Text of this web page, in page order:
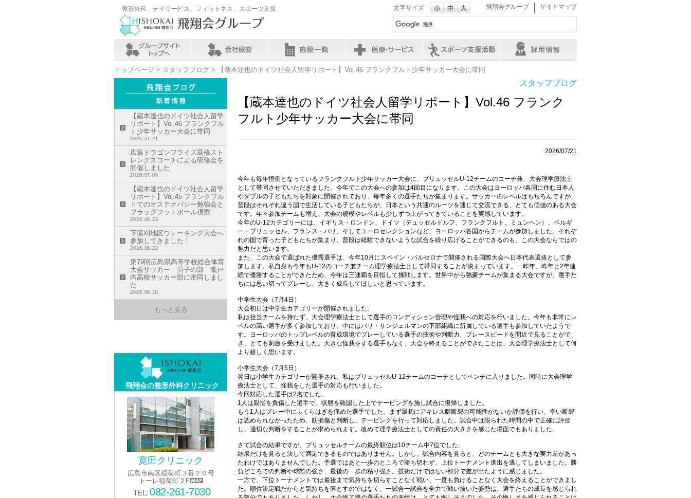
整形外科、デイサービス、フィットネス、スポーツ支援 飛翔会グループ｜ サイトマップ
文字サイズ
トップページ > スタッフブログ > 【蔵本達也のドイツ社会人留学リポート】Vol.46 フランクフルト少年サッカー大会に帯同
スタッフブログ
【蔵本達也のドイツ社会人留学リポート】Vol.46 フランク
フルト少年サッカー大会に帯同
2026/07/21
今年も毎年恒例となっているフランクフルト少年サッカー大会に、ブリュッセルU-12チームのコーチ兼、大会理学療法士
として帯同させていただきました。今年でこの大会への参加は4回目になります。この大会はヨーロッパ各国に住む日本人
やダブルの子どもたちを対象に開催されており、毎年多くの選手たちが集まります。サッカーのレベルはもちろんですが、
普段はそれぞれ違う国で生活している子どもたちが、日本という共通のルーツを通じて交流できる、とても価値のある大会
です。年々参加チームも増え、大会の規模やレベルも少しずつ上がってきていることを実感しています。
今年のU-12カテゴリーには、イギリス・ロンドン、ドイツ（デュッセルドルフ、フランクフルト、ミュンヘン）、ベルギ
ー・ブリュッセル、フランス・パリ、そしてユーロセレクションなど、ヨーロッパ各国からチームが参加しました。それぞ
れの国で育った子どもたちが集まり、普段は経験できないような試合を繰り広げることができるのも、この大会ならではの
魅力だと思います。
また、この大会で選ばれた優秀選手は、今年10月にスペイン・バルセロナで開催される国際大会へ日本代表選抜として参
加します。私自身も今年もU-12のコーチ兼チーム理学療法士として帯同することが決まっています。一昨年、昨年と2年連
続で優勝することができたため、今年は三連覇を目指して挑戦します。世界中から強豪チームが集まる大会ですが、選手た
ちには思い切ってプレーし、大きく成長してほしいと思っています。
中学生大会（7月4日）
大会初日は中学生カテゴリーが開催されました。
私は担当チームを持たず、大会理学療法士として選手のコンディション管理や怪我への対応を行いました。今年も非常にレ
ベルの高い選手が多く参加しており、中にはパリ・サンジェルマンの下部組織に所属している選手も参加していたようで
す。ヨーロッパのトップレベルの育成環境でプレーしている選手の技術や判断力、プレースピードを間近で見ることがで
き、とても刺激を受けました。大きな怪我をする選手もなく、大会を終えることができたことは、大会理学療法士として何
より嬉しく思います。
小学生大会（7月5日）
翌日は小学生カテゴリーが開催され、私はブリュッセルU-12チームのコーチとしてベンチに入りました。同時に大会理学
療法士として、怪我をした選手の対応も行いました。
今回対応した選手は2名でした。
1人は親指を負傷した選手で、状態を確認した上でテーピングを施し試合に復帰しました。
もう1人はプレー中にふくらはぎを痛めた選手でした。まず最初にアキレス腱断裂の可能性がないか評価を行い、幸い断裂
は認められなかったため、筋損傷と判断し、テーピングを行って対応しました。試合中は限られた時間の中で正確に評価
し、適切な判断をすることが求められます。改めて理学療法士としての責任の大きさを感じた場面でもありました。
さて試合の結果ですが、ブリュッセルチームの最終順位は10チーム中7位でした。
結果だけを見ると決して満足できるものではありません。しかし、試合内容を見ると、どのチームとも大きな実力差があっ
たわけではありませんでした。予選ではあと一歩のところで勝ち切れず、上位トーナメント進出を逃してしまいました。勝
負どころでの判断や球際の強さ、最後の一歩の粘り強さ。技術だけではない部分で差が出たように感じました。
一方で、下位トーナメントでは最後まで気持ちを切らすことなく戦い、一度も負けることなく大会を終えることができまし
た。順位決定戦だからと気持ちを落とすのではなく、一試合一試合を全力で戦い抜いた姿勢は、選手たちの成長を感じられ
【蔵本達也のドイツ社会人留学
リポート】Vol.46 フランクフル
ト少年サッカー大会に帯同
2026.07.21
広島ドラゴンフライズ髙橋スト
レングスコーチによる研修会を
開催しました
2026.07.09
【蔵本達也のドイツ社会人留学
リポート】Vol.45 フランクフル
トでのオステオパシー勉強会と
フラッグフットボール視察
2026.06.23
下蒲刈地区ウォーキング大会へ
参加してきました！
2026.06.23
第79回広島県高等学校総合体育
大会サッカー 男子の部 瀬戸
内高校サッカー部に帯同しまし
た
2026.06.20
もっと見る
飛翔会の整形外科クリニック
寛田クリニック
広島市南区稲荷町３番２０号
トーレ稲荷町２F
TEL: 082-261-7030